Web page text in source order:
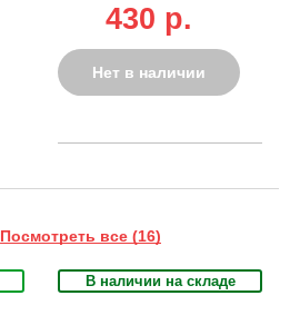
430 p.
Нет в наличии
Посмотреть все (16)
В наличии на складе